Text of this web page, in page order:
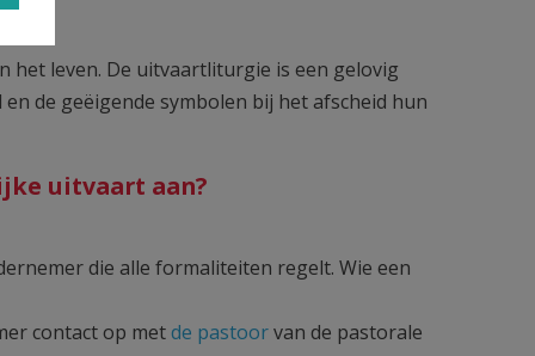
het leven. De uitvaartliturgie is een gelovig
de geëigende symbolen bij het afscheid hun
uitvaart aan?
die alle formaliteiten regelt. Wie een
contact op metde pastoorvan de pastorale